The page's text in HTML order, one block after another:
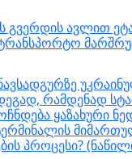
გვერდის ავლით
რამდენად
ყაზახური
პროცესი?